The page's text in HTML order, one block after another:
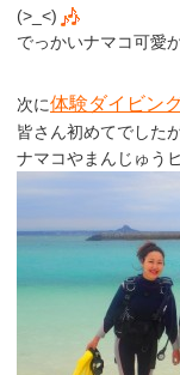
(>_<)
でっかいナマコ可愛
次に体験ダイビン
皆さん初めてでした
ナマコやまんじゅう